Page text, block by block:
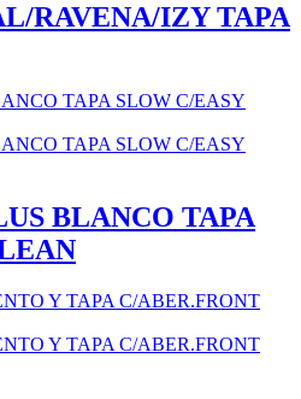
RAVENA/IZY TAPA
BLANCO TAPA